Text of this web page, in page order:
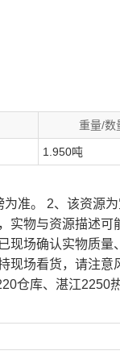
重量/数
1.950吨
准。 2、该资源
实物与资源描述
现场确认实物质
现场看货，请注
仓库、湛江2250